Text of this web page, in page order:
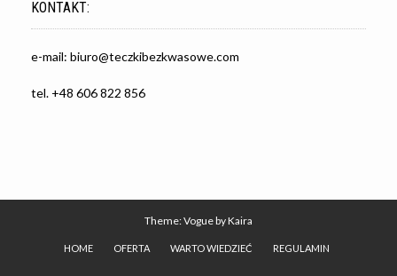
KONTAKT:
e-mail: biuro@teczkibezkwasowe.com
tel. +48 606 822 856
Theme: Vogue byKaira
HOME OFERTA WARTO WIEDZIEĆ REGULAMIN